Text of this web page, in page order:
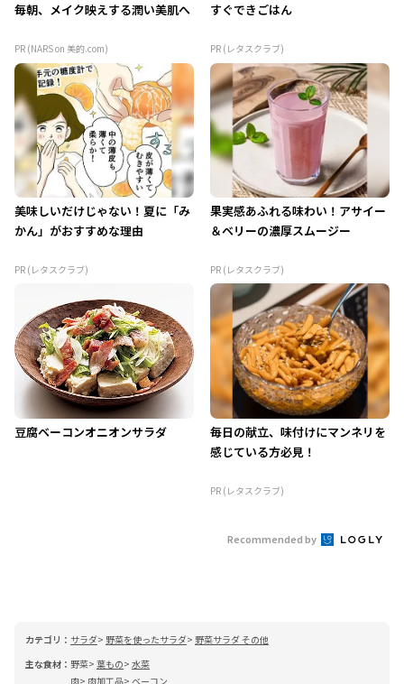
毎朝、メイク映えする潤い美肌へ
PR (NARS on 美的.com)
すぐできごはん
PR (レタスクラブ)
美味しいだけじゃない！夏に「み
かん」がおすすめな理由
PR (レタスクラブ)
果実感あふれる味わい！アサイー
＆ベリーの濃厚スムージー
PR (レタスクラブ)
豆腐ベーコンオニオンサラダ
毎日の献立、味付けにマンネリを
感じている方必見！
PR (レタスクラブ)
Recommended by
カテゴリ： サラダ 野菜を使ったサラダ
野菜サラダ その他
主な食材： 野菜 葉もの
水菜
肉
肉加工品 ベーコン